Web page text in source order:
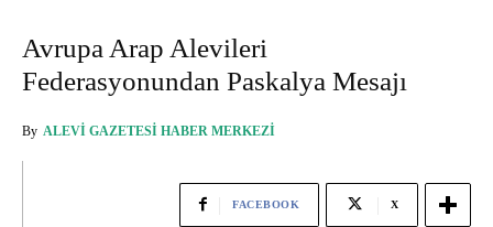
Avrupa Arap Alevileri
Federasyonundan Paskalya Mesajı
By ALEVI GAZETESI HABER MERKEZI
FACEBOOK X